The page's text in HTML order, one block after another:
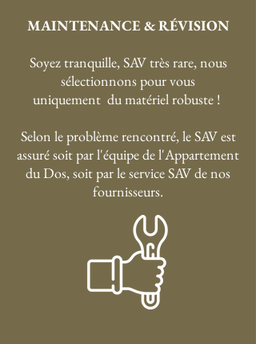
MAINTENANCE & RÉVISION
Soyez tranquille, SAV très rare, nous
sélectionnons pour vous
uniquement du matériel robuste !
Selon le problème rencontré, le SAV est
assuré soit par l'équipe de l'Appartement
du Dos, soit par le service SAV de nos
fournisseurs.